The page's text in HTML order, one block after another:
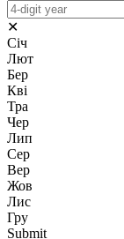
✕
Січ
Лют
Бер
Кві
Тра
Чер
Лип
Сер
Вер
Жов
Лис
Гру
Submit